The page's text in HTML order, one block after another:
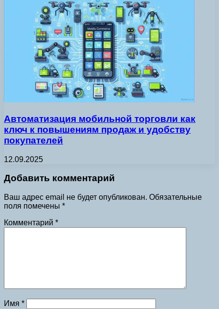
Автоматизация мобильной торговли как
ключ к повышениям продаж и удобству
покупателей
12.09.2025
Добавить комментарий
Ваш адрес email не будет опубликован. Обязательные
поля помечены *
Комментарий *
Имя *